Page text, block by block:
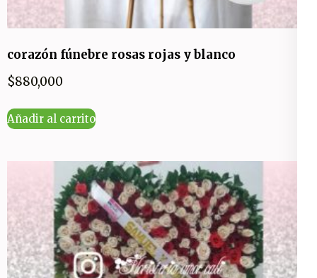
corazón fúnebre rosas rojas y blanco
$880,000
Añadir al carrito